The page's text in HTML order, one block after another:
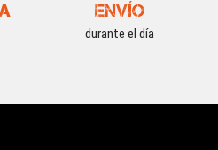
ENVÍO
durante el día